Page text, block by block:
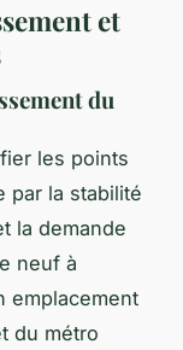
et
du
les points
par la stabilité
la demande
neuf à
emplacement
du métro